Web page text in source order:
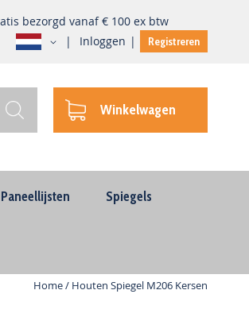
bezorgd vanaf € 100 ex btw
Inloggen
Registreren
Taal
Winkelwagen
Paneellijsten Spiegels
Home Houten Spiegel M206 Kersen